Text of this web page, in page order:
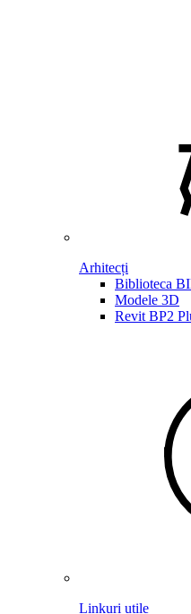
Arhitecți
Biblioteca
Modele 3D
Revit BP2
Linkuri utile